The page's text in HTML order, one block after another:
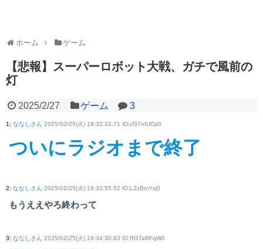
ホーム ゲーム
【悲報】スーパーロボット大戦、ガチで風前の
灯
2025/2/27 ゲーム 3
1: ななしさん 2025/02/25(火) 19:32:32.71 ID:cG7oIUCp0
ついにラジオまで終了
2: ななしさん 2025/02/25(火) 19:33:55.52 ID:LZzBmYxj0
もうええやろ終わって
3: ななしさん 2025/02/25(火) 19:34:30.83 ID:RGTaBFqW0